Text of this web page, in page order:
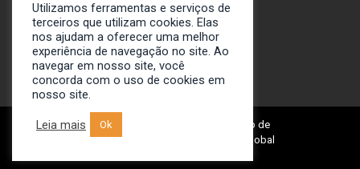
Sobre nós
Anunciar
Contato
© 2009-2024. Portal Novo Momento de
Notícias. Desenvolvido por: Spivit Global
Utilizamos ferramentas e serviços de
terceiros que utilizam cookies. Elas
nos ajudam a oferecer uma melhor
experiência de navegação no site. Ao
navegar em nosso site, você
concorda com o uso de cookies em
nosso site.
Leia mais Ok